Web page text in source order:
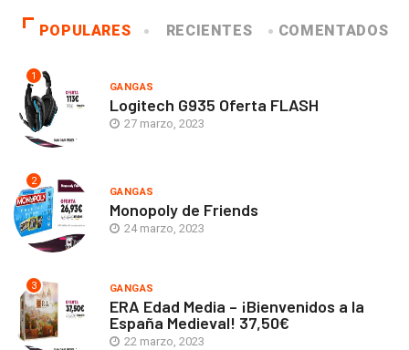
POPULARES RECIENTES COMENTADOS
1
GANGAS
Logitech G935 Oferta FLASH
27 marzo, 2023
2
GANGAS
Monopoly de Friends
24 marzo, 2023
3 GANGAS
ERA Edad Media – ¡Bienvenidos a la
España Medieval! 37,50€
22 marzo, 2023